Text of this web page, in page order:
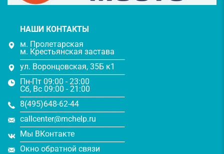
НАШИ КОНТАКТЫ
м. Пролетарская
м. Крестьянская застава
───────────────────
ул. Воронцовская, 35Б к1
───────────────────
Пн-Пт 09:00 - 23:00
Сб, Вс 09:00 - 21:00
───────────────────
8(495)648-62-44
───────────────────
callcenter@mchelp.ru
───────────────────
Мы ВКонтакте
───────────────────
Окно обратной связи